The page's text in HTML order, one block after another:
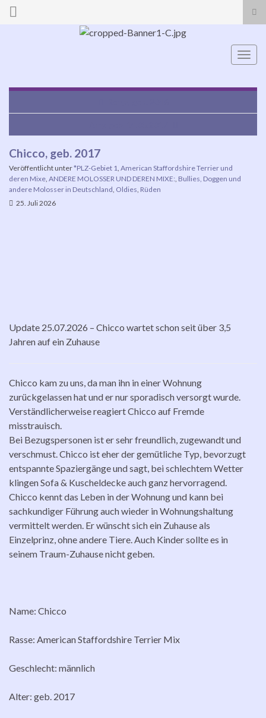
Search for:
Chicco, geb. 2017
Veröffentlicht unter*PLZ-Gebiet 1 American Staffordshire Terrier und
deren Mixe ANDERE MOLOSSER UND DEREN MIXE: Bullies, Doggen und
andere Molosser in Deutschland Oldies Rüden
25. Juli 2026
Update 25.07.2026 – Chicco wartet schon seit über 3,5
Jahren auf ein Zuhause
Chicco kam zu uns, da man ihn in einer Wohnung
zurückgelassen hat und er nur sporadisch versorgt wurde.
Verständlicherweise reagiert Chicco auf Fremde
misstrauisch.
Bei Bezugspersonen ist er sehr freundlich, zugewandt und
verschmust. Chicco ist eher der gemütliche Typ, bevorzugt
entspannte Spaziergänge und sagt, bei schlechtem Wetter
klingen Sofa & Kuscheldecke auch ganz hervorragend.
Chicco kennt das Leben in der Wohnung und kann bei
sachkundiger Führung auch wieder in Wohnungshaltung
vermittelt werden. Er wünscht sich ein Zuhause als
Einzelprinz, ohne andere Tiere. Auch Kinder sollte es in
seinem Traum-Zuhause nicht geben.
Name: Chicco
Rasse: American Staffordshire Terrier Mix
Geschlecht: männlich
Alter: geb. 2017